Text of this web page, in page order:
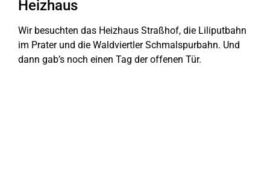
Heizhaus
Wir besuchten das Heizhaus Straßhof, die Liliputbahn
im Prater und die Waldviertler Schmalspurbahn. Und
dann gab’s noch einen Tag der offenen Tür.